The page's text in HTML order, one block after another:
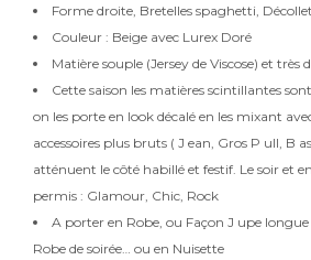
Forme droite, Bretelles spaghetti,
Couleur : Beige avec Lurex Doré
Matière souple (Jersey de Viscose) et très
Cette saison les matières scintillantes
on les porte en look décalé en les mixant
accessoires plus bruts ( J ean, Gros P ull, B
atténuent le côté habillé et festif. Le soir et
permis : Glamour, Chic, Rock
A porter en Robe, ou Façon J upe
Robe de soirée… ou en Nuisette